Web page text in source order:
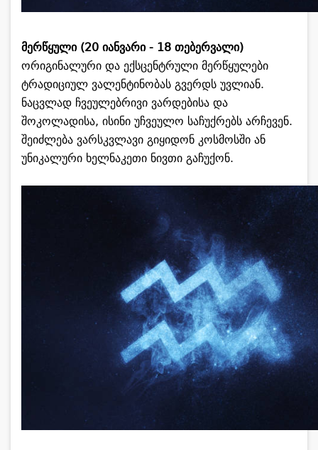
მერწყული (20 იანვარი - 18 თებერვალი)
ორიგინალური და ექსცენტრული მერწყულები
ტრადიციულ ვალენტინობას გვერდს უვლიან.
ნაცვლად ჩვეულებრივი ვარდებისა და
შოკოლადისა, ისინი უჩვეულო საჩუქრებს არჩევენ.
შეიძლება ვარსკვლავი გიყიდონ კოსმოსში ან
უნიკალური ხელნაკეთი ნივთი გაჩუქონ.